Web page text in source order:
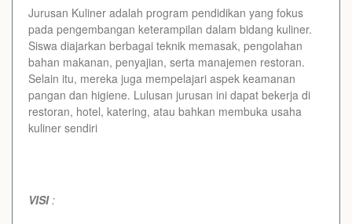
Jurusan Kuliner adalah program pendidikan yang fokus
pada pengembangan keterampilan dalam bidang kuliner.
Siswa diajarkan berbagai teknik memasak, pengolahan
bahan makanan, penyajian, serta manajemen restoran.
Selain itu, mereka juga mempelajari aspek keamanan
pangan dan higiene. Lulusan jurusan ini dapat bekerja di
restoran, hotel, katering, atau bahkan membuka usaha
kuliner sendiri
VISI: